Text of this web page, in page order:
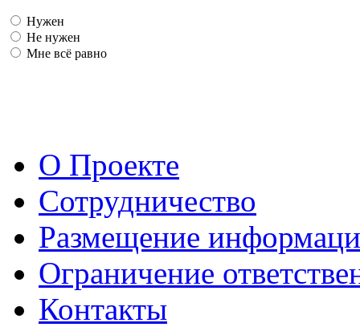
Нужен
Не нужен
Мне всё равно
О Проекте
Сотрудничество
Размещение
Ограничение
Контакты